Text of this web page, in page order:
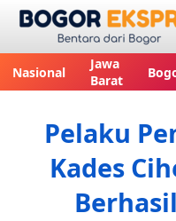
Nasional
Jawa
Barat
Pelaku
Kades